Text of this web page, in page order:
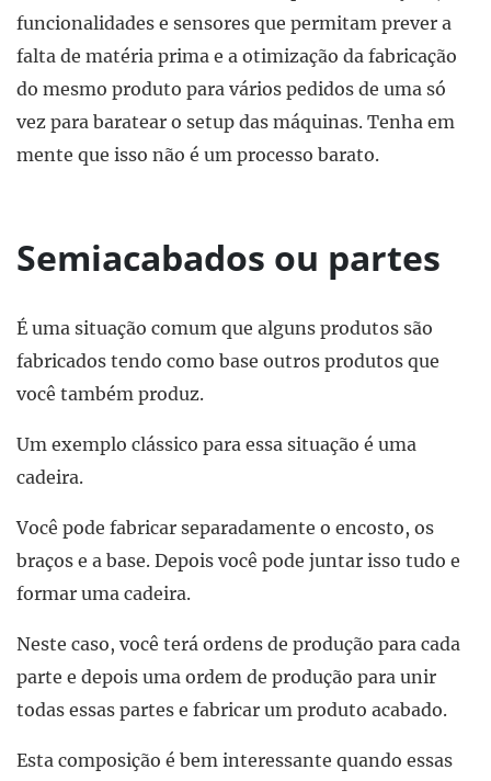
funcionalidades e sensores que permitam prever a
falta de matéria prima e a otimização da fabricação
do mesmo produto para vários pedidos de uma só
vez para baratear o setup das máquinas. Tenha em
mente que isso não é um processo barato.
Semiacabados ou partes
É uma situação comum que alguns produtos são
fabricados tendo como base outros produtos que
você também produz.
Um exemplo clássico para essa situação é uma
cadeira.
Você pode fabricar separadamente o encosto, os
braços e a base. Depois você pode juntar isso tudo e
formar uma cadeira.
Neste caso, você terá ordens de produção para cada
parte e depois uma ordem de produção para unir
todas essas partes e fabricar um produto acabado.
Esta composição é bem interessante quando essas